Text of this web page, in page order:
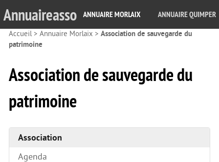
Annuaireasso ANNUAIRE MORLAIX ANNUAIRE QUIMPER
Accueil> Annuaire Morlaix > Association de sauvegarde du
patrimoine
Association de sauvegarde du
patrimoine
Association
Agenda